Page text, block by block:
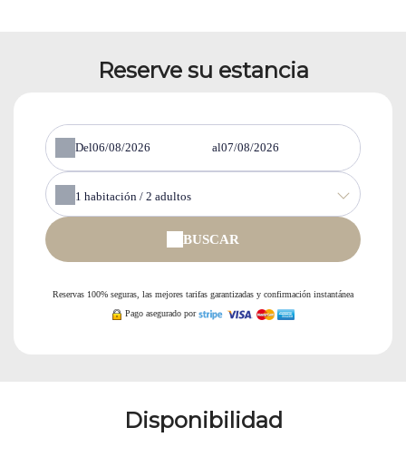
Reserve su estancia
Del al
1 habitación / 2 adultos
BUSCAR
Reservas 100% seguras, las mejores tarifas garantizadas y confirmación instantánea
Pago asegurado por
Disponibilidad